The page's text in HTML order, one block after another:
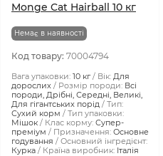
Monge Cat Hairball 10 кг
Немає в наявності
Код товару: 70004794
Вага упаковки: 10 кг Вік: Для
дорослих
Розмір породи: Всі
породи, Дрібні, Середні, Великі,
Для гігантських порід
Тип:
Сухий корм
Тип упаковки:
Мішок
Клас корму: Супер-
преміум
Призначення: Основне
годування
Основний інгредієнт:
Курка
Країна виробник: Італія